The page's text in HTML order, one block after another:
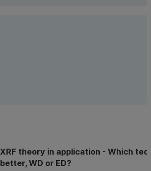
XRF theory in application - Which
better, WD or ED?